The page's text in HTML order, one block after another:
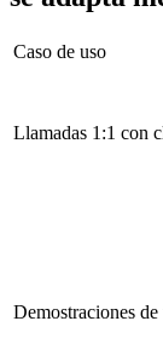
Caso de uso
Llamadas 1:1 con
Demostraciones de